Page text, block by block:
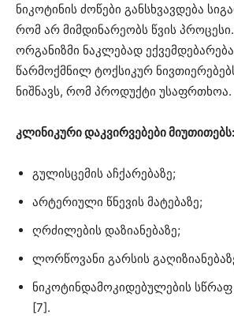
ნიკოტინის ძოწები განსხვავდება
რომ არ მიმდინარეობს წვის
ორგანიზმი ნაკლებად
წარმოქმნილ ტოქსიკურ
ნიშნავს, რომ პროდუქტი უსაფრთხოა.
კლინიკური დაკვირვებები მიუთითებს:
გულისცემის აჩქარებაზე;
არტერიული წნევის მატებაზე;
ღრძილების დაზიანებაზე;
ლორწოვანი გარსის
ნიკოტინდამოკიდებულების
[7].